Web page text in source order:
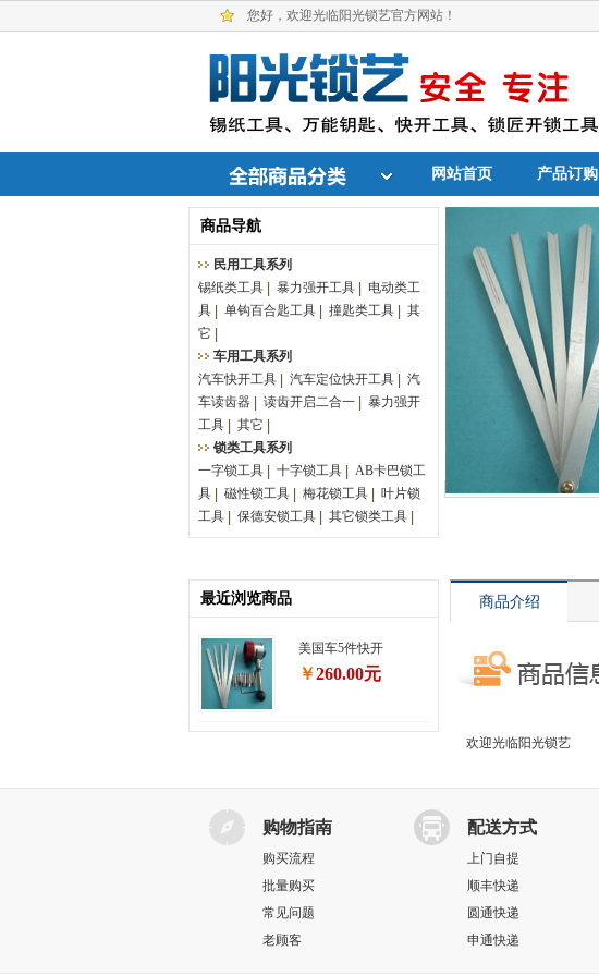
您好，欢迎光临阳光锁艺官方网站！
网站首页 产品订购
商品导航
民用工具系列
锡纸类工具
暴力强开工具
电动类工
具
单钩百合匙工具 撞匙类工具
其
它
车用工具系列
汽车快开工具
汽车定位快开工具
汽
车读齿器
读齿开启二合一
暴力强开
工具
其它
锁类工具系列
一字锁工具
十字锁工具
AB卡巴锁工
具
磁性锁工具 梅花锁工具
叶片锁
工具
保德安锁工具 其它锁类工具
最近浏览商品
美国车5件快开
￥260.00元
商品介绍
欢迎光临阳光锁艺
购物指南
购买流程
批量购买
常见问题
老顾客
配送方式
上门自提
顺丰快递
圆通快递
申通快递